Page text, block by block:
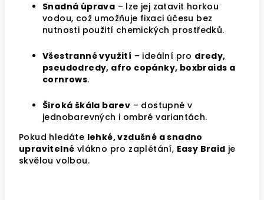
Snadná úprava – lze jej zatavit horkou
vodou, což umožňuje fixaci účesu bez
nutnosti použití chemických prostředků.
Všestranné využití – ideální pro dredy,
pseudodredy, afro copánky, boxbraids a
cornrows.
Široká škála barev – dostupné v
jednobarevných i ombré variantách.
Pokud hledáte lehké, vzdušné a snadno
upravitelné vlákno pro zaplétání, Easy Braid je
skvělou volbou.